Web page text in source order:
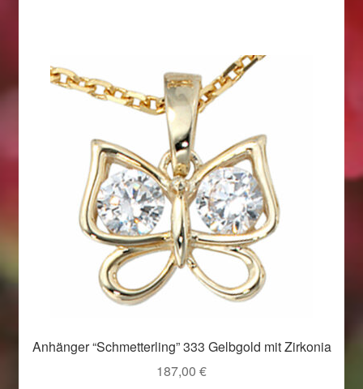
Anhänger “Schmetterling” 333 Gelbgold mit Zirkonia
187,00 €